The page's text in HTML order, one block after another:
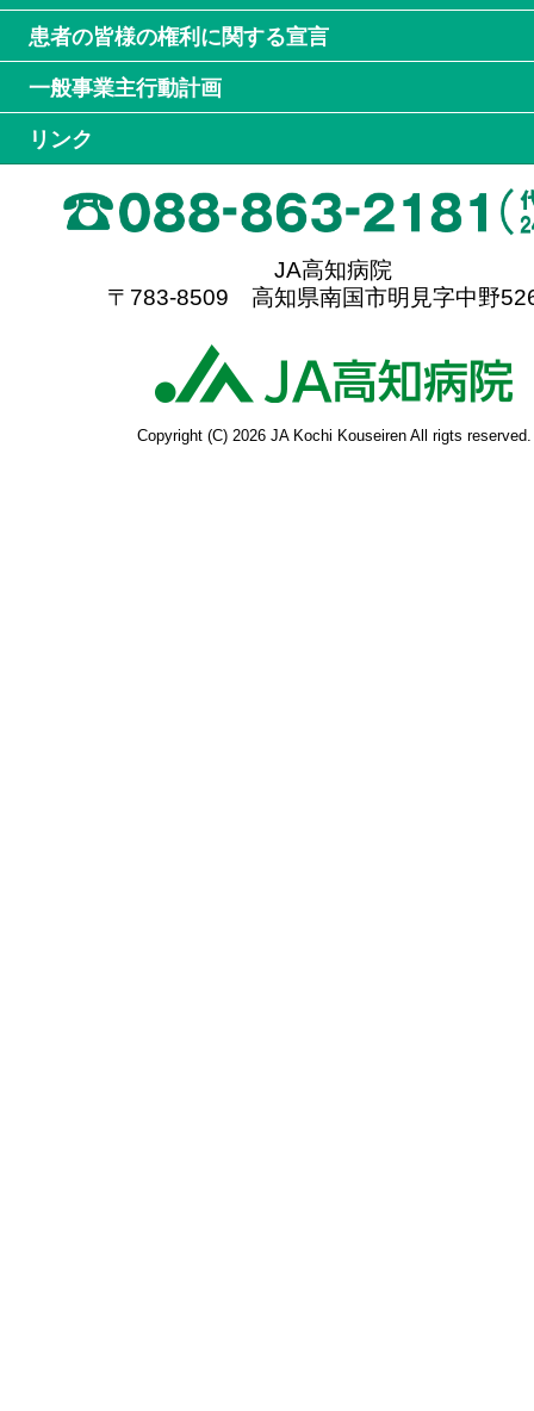
患者の皆様の権利に関する宣言
一般事業主行動計画
リンク
JA高知病院
〒783-8509 高知県南国市明見字中野
Copyright (C) 2026 JA Kochi Kouseiren All rigts reserved.